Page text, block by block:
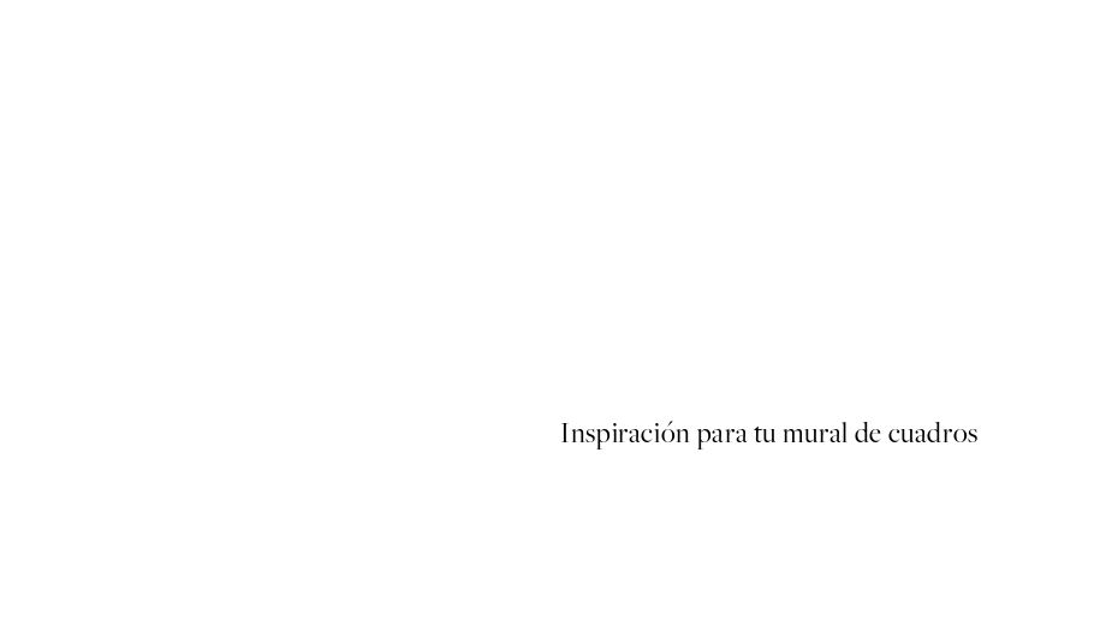
Inspiración para tu mural de cuadros